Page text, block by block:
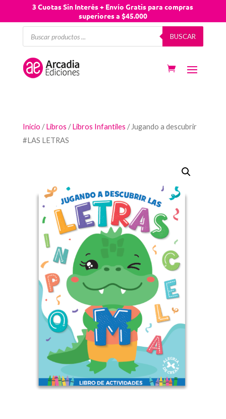
3 Cuotas Sin Interés + Envío Gratis para compras
superiores a $45.000
Búsqueda
productos
BUSCAR
Inicio /Libros /Libros Infantiles / Jugando a descubrir
#LAS LETRAS